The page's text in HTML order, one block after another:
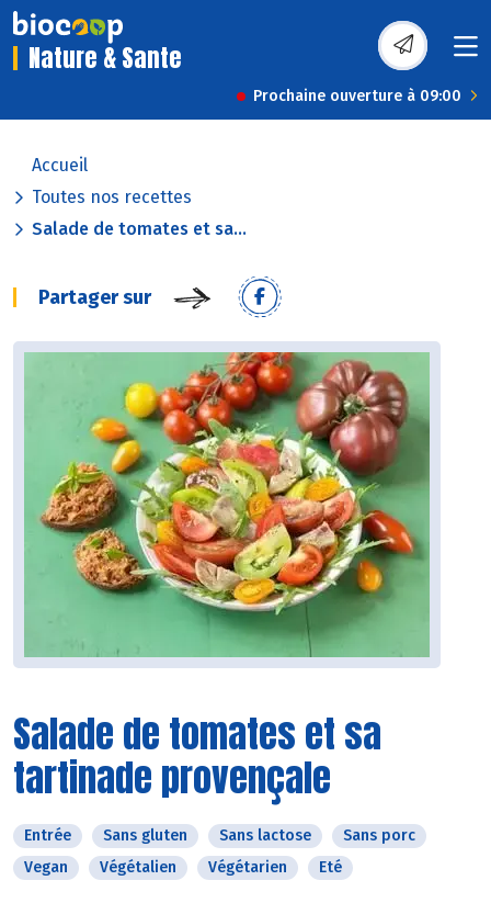
Nature & Sante
Prochaine ouverture à 09:00
Accueil
Toutes nos recettes
Salade de tomates et sa...
Partager sur
Salade de tomates et sa
tartinade provençale
Entrée Sans gluten Sans lactose
Sans porc
Vegan
Végétalien Végétarien Eté